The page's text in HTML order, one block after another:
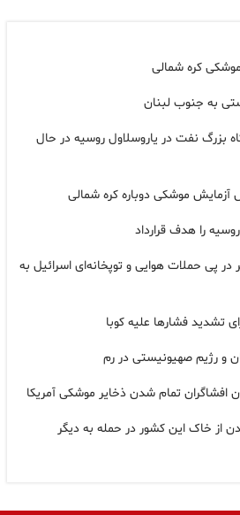
کره شمالی
به جنوب لبنان
بزرگ نفت در یاروسلاول روسیه در حال
موشکی دوباره کره شمالی
شدن دست‌کم ۸ نفر در پی حملات هوایی و توپخانه‌ای اسرائیل به
تشدید فشارها علیه کوبا
و رژیم صهیونیستی در رم
افشاگران تمام شدن ذخایر موشکی آمریکا
از خاک این کشور در حمله به دیگر